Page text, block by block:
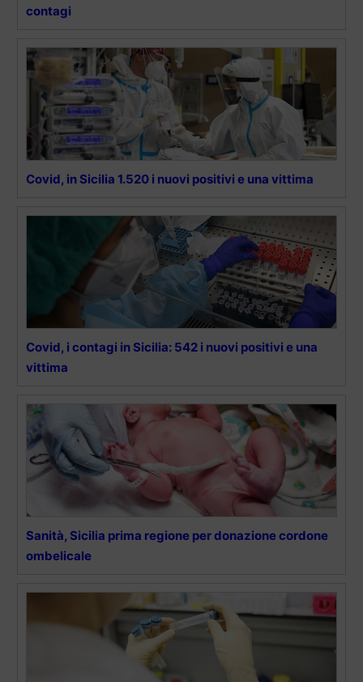
contagi
Covid, in Sicilia 1.520 i nuovi positivi e una vittima
Covid, i contagi in Sicilia: 542 i nuovi positivi e una
vittima
Sanità, Sicilia prima regione per donazione cordone
ombelicale